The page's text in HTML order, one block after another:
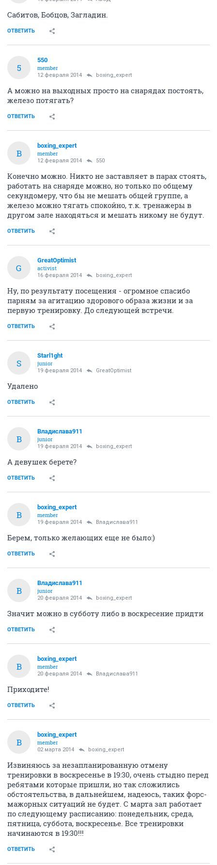
Сабитов, Бобцов, Загладин.
ОТВЕТИТЬ
5
550
member
12 февраля 2014 boxing_expert
А можно на выходных просто на снарядах постоять,
железо потягать?
ОТВЕТИТЬ
B
boxing_expert
member
12 февраля 2014 550
Конечно можно. Никто не заставляет в парах стоять,
работать на снаряде можно, но только по общему
секундомеру, что бы не мешать общей группе, а
железо можно тягать спокойно, т.к. тренажеры в
другом зале находяться и мешать никому не будут.
ОТВЕТИТЬ
G
GreatOptimist
activist
16 февраля 2014 boxing_expert
Ну, по результату посещения - огромное спасибо
парням за агитацию здорового образа жизни и за
первую тренировку. До следующей встречи.
ОТВЕТИТЬ
S
Starl1ght
junior
19 февраля 2014 GreatOptimist
Удалено
ОТВЕТИТЬ
В
Владислава911
junior
19 февраля 2014 boxing_expert
А девушек берете?
ОТВЕТИТЬ
B
boxing_expert
member
19 февраля 2014 Владислава911
Берем, только желающих еще не было:)
ОТВЕТИТЬ
В
Владислава911
junior
20 февраля 2014 boxing_expert
Значит можно в субботу либо в воскресение придти
ОТВЕТИТЬ
B
boxing_expert
member
20 февраля 2014 Владислава911
Приходите!
ОТВЕТИТЬ
B
boxing_expert
member
02 марта 2014 boxing_expert
Извиняюсь за незапланированную отмену
тренировки в воскресенье в 19:30, очень стыдно перед
ребятами которые пришли, но так сложились
обстоятельства, в дальнейшем, надеюсь, таких форс-
мажорных ситуаций не будет. С марта зал работает
по следующему расписанию: понедельник, среда,
пятница, суббота, воскресенье. Все тренировки
начинаются в 19:30!!!
ОТВЕТИТЬ